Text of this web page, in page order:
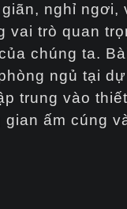
nghỉ ngơi,
vai trò quan
chúng ta.
ngủ tại
trung vào
ấm cúng